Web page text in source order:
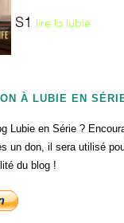
S1 lire la lubie
À LUBIE EN
Lubie en Série ?
un don, il sera utilisé
du blog !